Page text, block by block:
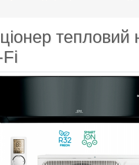
тепловий